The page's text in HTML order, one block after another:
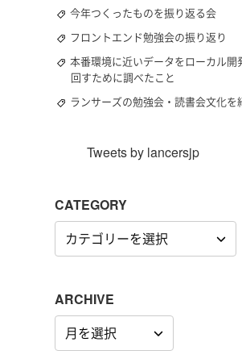
今年つくったものを振り返る会
フロントエンド勉強会の振り返り
本番環境に近いデータをローカル開
回すために調べたこと
ランサーズの勉強会・読書会文化を
Tweets by lancersjp
CATEGORY
CATEGORY
ARCHIVE
ARCHIVE